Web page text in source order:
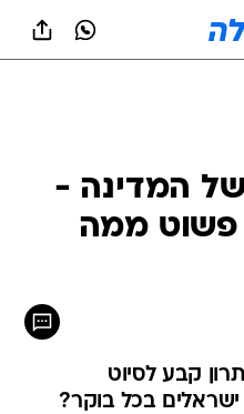
המדינה -
פשוט ממה
קבע לסיוט
בכל בוקר?